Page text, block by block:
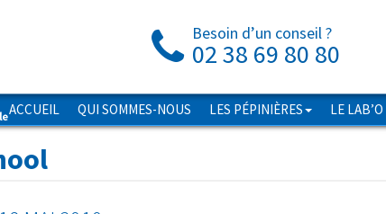
Besoin d’un conseil ?
02 38 69 80 80
ACCUEIL QUI SOMMES-NOUS LES PÉPINIÈRES LE LAB’O